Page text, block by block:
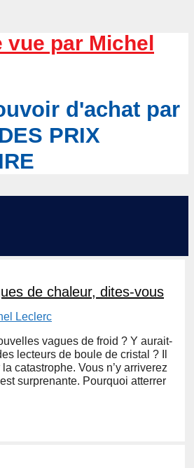
vue par Michel
d'achat par
PRIX
de chaleur, dites-vous
Leclerc
vagues de froid ? Y aurait-
lecteurs de boule de cristal ? Il
catastrophe. Vous n’y arriverez
surprenante. Pourquoi atterrer